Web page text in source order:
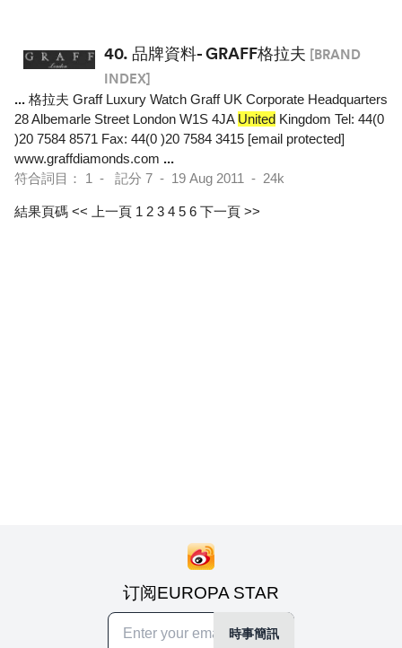
40. 品牌資料- GRAFF格拉夫 [BRAND
INDEX]
... 格拉夫 Graff Luxury Watch Graff UK Corporate Headquarters
28 Albemarle Street London W1S 4JA United Kingdom Tel: 44(0
)20 7584 8571 Fax: 44(0 )20 7584 3415 [email protected]
www.graffdiamonds.com ...
符合詞目： 1 - 記分 7 - 19 Aug 2011 - 24k
結果頁碼 << 上一頁 1 2 3 4 5 6 下一頁 >>
订阅EUROPA STAR
時事簡訊